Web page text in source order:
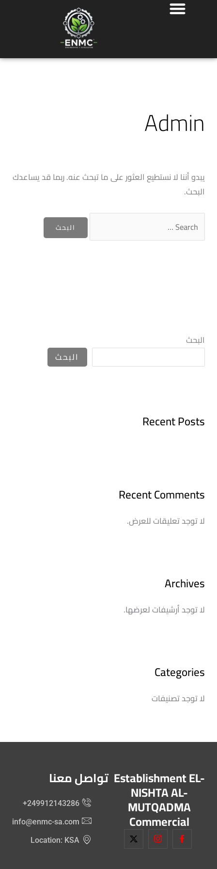
Admin
يبدو أننا لا نستطيع العثور على ما تبحث عنه. ربما قد يساعدك
البحث.
البحث
البحث
Recent Posts
Recent Comments
لا توجد تعليقات للعرض.
Archives
لا توجد أرشيفات لعرضها.
Categories
لا توجد تصنيفات
Establishment EL-
NISHTA AL-
MUTQADMA
Commercial
تواصل معنا
+249912143286
info@enmc-sa.com
Location: KSA